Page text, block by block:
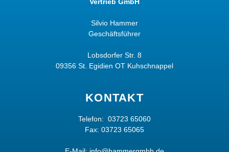
Silvio Hammer
Geschäftsführer
Lobsdorfer Str. 8
09356 St. Egidien OT Kuhschnappel
KONTAKT
Telefon: 03723 65060
Fax: 03723 65065